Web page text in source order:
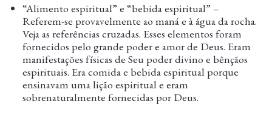
“Alimento espiritual” e “bebida espiritual” –
Referem-se provavelmente ao maná e à água da rocha.
Veja as referências cruzadas. Esses elementos foram
fornecidos pelo grande poder e amor de Deus. Eram
manifestações físicas de Seu poder divino e bênçãos
espirituais. Era comida e bebida espiritual porque
ensinavam uma lição espiritual e eram
sobrenaturalmente fornecidas por Deus.